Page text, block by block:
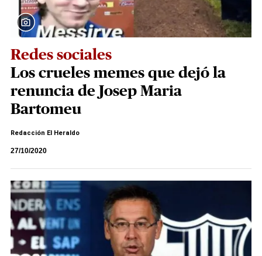
Redes sociales
Los crueles memes que dejó la
renuncia de Josep Maria
Bartomeu
Redacción El Heraldo
27/10/2020